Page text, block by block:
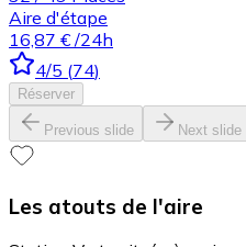
Aire d'étape
16,87 € /24h
4/5 (74)
Réserver
Previous slide Next slide
Les atouts de l'aire